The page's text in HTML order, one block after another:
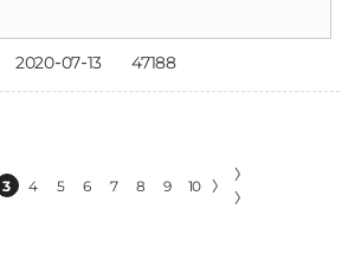
2020-07-13 47188
3 4 5 6 7 8 9 10 〉
〉
〉